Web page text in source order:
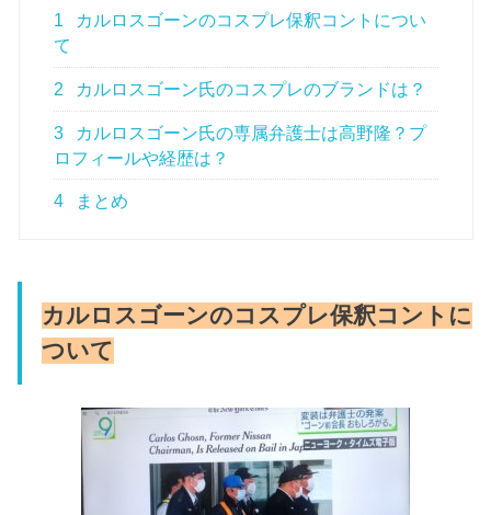
1
カルロスゴーンのコスプレ保釈コントについ
て
2 カルロスゴーン氏のコスプレのブランドは？
3
カルロスゴーン氏の専属弁護士は高野隆？プ
ロフィールや経歴は？
4 まとめ
カルロスゴーンのコスプレ保釈コントに
ついて